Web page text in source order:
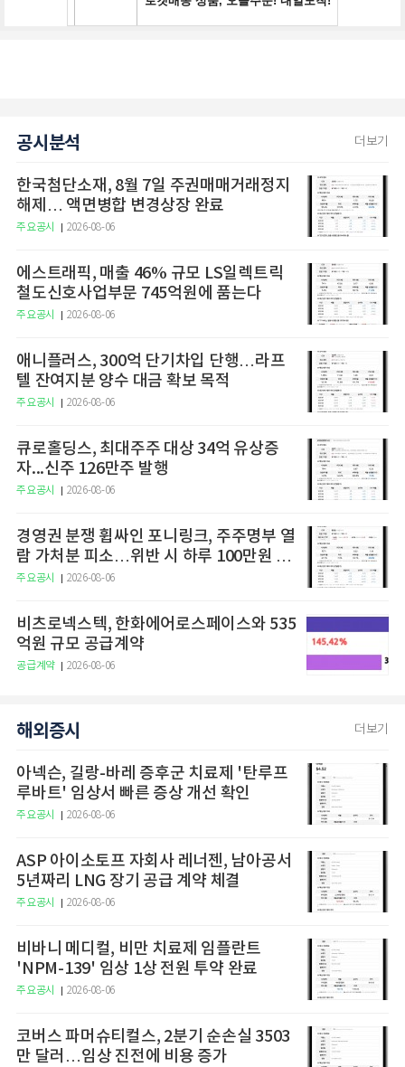
공시분석 더보기
한국첨단소재, 8월 7일 주권매매거래정지
해제… 액면병합 변경상장 완료
주요공시 2026-08-06
에스트래픽, 매출 46% 규모 LS일렉트릭
철도신호사업부문 745억원에 품는다
주요공시 2026-08-06
애니플러스, 300억 단기차입 단행…라프
텔 잔여지분 양수 대금 확보 목적
주요공시 2026-08-06
큐로홀딩스, 최대주주 대상 34억 유상증
자...신주 126만주 발행
주요공시 2026-08-06
경영권 분쟁 휩싸인 포니링크, 주주명부 열
람 가처분 피소…위반 시 하루 100만원 청
구
주요공시 2026-08-06
비츠로넥스텍, 한화에어로스페이스와 535
억원 규모 공급계약
공급계약 2026-08-06
해외증시 더보기
아넥슨, 길랑-바레 증후군 치료제 '탄루프
루바트' 임상서 빠른 증상 개선 확인
주요공시 2026-08-06
ASP 아이소토프 자회사 레너젠, 남아공서
5년짜리 LNG 장기 공급 계약 체결
주요공시 2026-08-06
비바니 메디컬, 비만 치료제 임플란트
'NPM-139' 임상 1상 전원 투약 완료
주요공시 2026-08-06
코버스 파머슈티컬스, 2분기 순손실 3503
만 달러…임상 진전에 비용 증가